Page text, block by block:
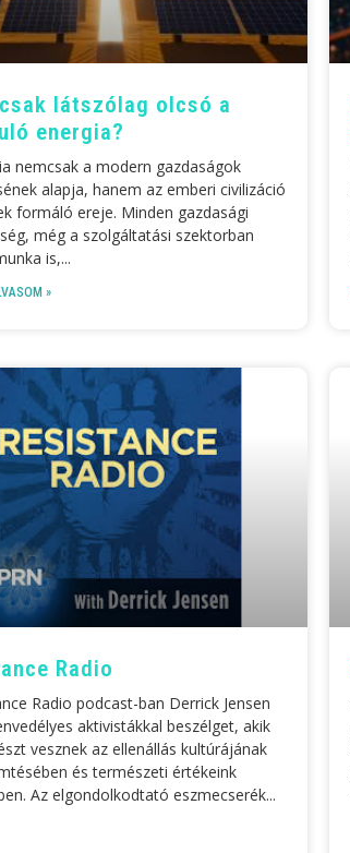
látszólag olcsó a
energia?
nemcsak a modern gazdaságok
alapja, hanem az emberi civilizáció
formáló ereje. Minden gazdasági
még a szolgáltatási szektorban
is,
»
Radio
Radio podcast-ban Derrick Jensen
aktivistákkal beszélget, akik
vesznek az ellenállás kultúrájának
és természeti értékeink
Az elgondolkodtató eszmecserék